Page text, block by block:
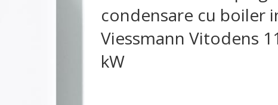
condensare cu boiler
Viessmann Vitodens
kW